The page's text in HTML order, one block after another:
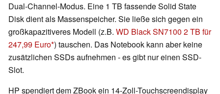
Dual-Channel-Modus. Eine 1 TB fassende Solid State
Disk dient als Massenspeicher. Sie ließe sich gegen ein
großkapazitiveres Modell (z.B. WD Black SN7100 2 TB für
247,99 Euro ) tauschen. Das Notebook kann aber keine
zusätzlichen SSDs aufnehmen - es gibt nur einen SSD-
Slot.
HP spendiert dem ZBook ein 14-Zoll-Touchscreendisplay